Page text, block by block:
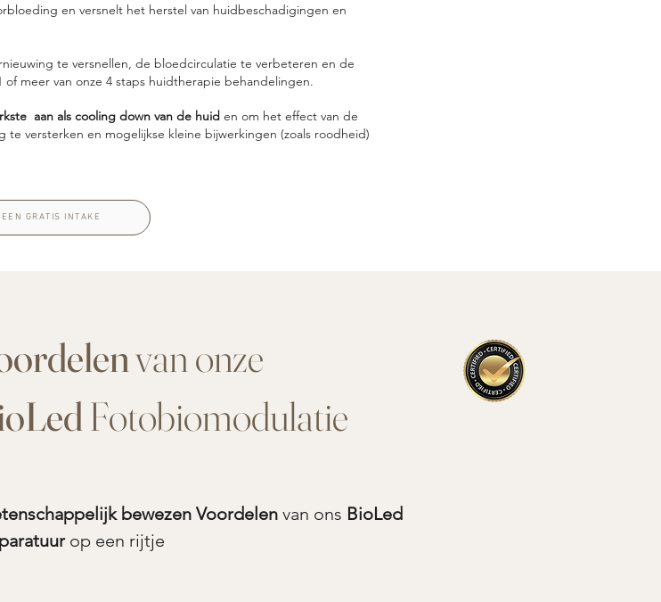
en versnelt het herstel van huidbeschadigingen en
te versnellen, de bloedcirculatie te verbeteren en de
meer van onze 4 staps huidtherapie behandelingen.
aan als cooling down van de huid en om het effect van de
te versterken en mogelijkse kleine bijwerkingen (zoals roodheid)
GRATIS INTAKE
van onze
Fotobiomodulatie
bewezen Voordelenvan ons BioLed
op een rijtje